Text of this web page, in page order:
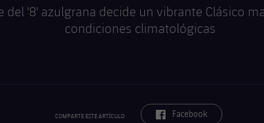
del '8' azulgrana decide un vibrante Clásico
condiciones climatológicas
COMPARTE ESTE ARTÍCULO label.aria.facebook
Facebook